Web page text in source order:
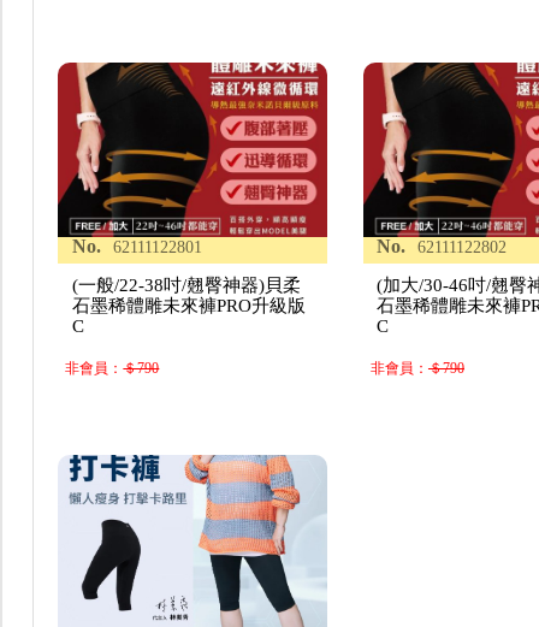
No. 62111122801
(一般/22-38吋/翹臀神器)貝柔
石墨稀體雕未來褲PRO升級版
C
非會員：＄790
No. 62111122802
(加大/30-46吋/翹臀
石墨稀體雕未來褲
C
非會員： ＄790